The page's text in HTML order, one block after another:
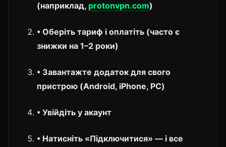
(наприклад, protonvpn.com)
• Оберіть тариф і оплатіть (часто є
знижки на 1–2 роки)
• Завантажте додаток для свого
пристрою (Android, iPhone, PC)
• Увійдіть у акаунт
• Натисніть «Підключитися» — і все